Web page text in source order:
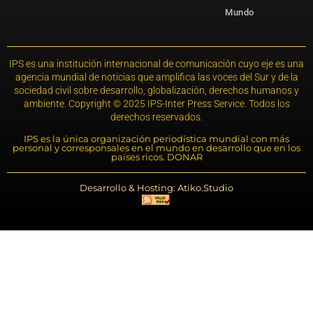
Mundo
IPS es una institución internacional de comunicación cuyo eje es una
agencia mundial de noticias que amplifica las voces del Sur y de la
sociedad civil sobre desarrollo, globalización, derechos humanos y
ambiente. Copyright © 2025 IPS-Inter Press Service. Todos los
derechos reservados.
IPS es la única organización periodística mundial con más
personal y corresponsales en el mundo en desarrollo que en los
países ricos. DONAR
Desarrollo & Hosting: Atiko.Studio